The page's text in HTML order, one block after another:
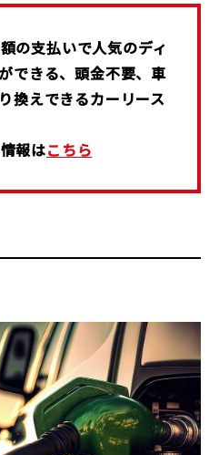
の支払いで人気のディ
できる、頭金不要、車
換えできるカーリース
報はこちら